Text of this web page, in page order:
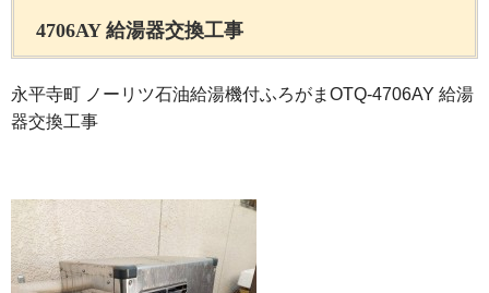
4706AY 給湯器交換工事
永平寺町 ノーリツ石油給湯機付ふろがまOTQ-4706AY 給湯
器交換工事